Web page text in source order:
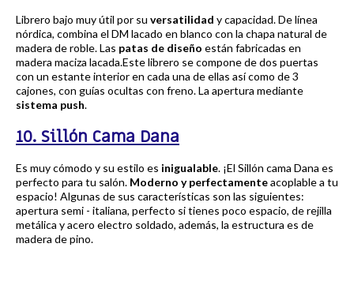
Librero bajo muy útil por su versatilidad y capacidad. De línea
nórdica, combina el DM lacado en blanco con la chapa natural de
madera de roble. Las patas de diseño están fabricadas en
madera maciza lacada.Este librero se compone de dos puertas
con un estante interior en cada una de ellas así como de 3
cajones, con guías ocultas con freno. La apertura mediante
sistema push.
10. Sillón Cama Dana
Es muy cómodo y su estilo es inigualable. ¡El Sillón cama Dana es
perfecto para tu salón. Moderno y perfectamenteacoplable a tu
espacio! Algunas de sus características son las siguientes:
apertura semi - italiana, perfecto si tienes poco espacio, de rejilla
metálica y acero electro soldado, además, la estructura es de
madera de pino.